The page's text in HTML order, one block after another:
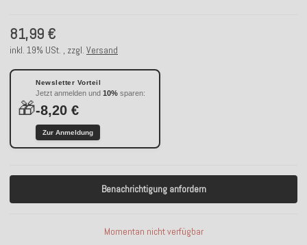
81,99 €
inkl. 19% USt. , zzgl. Versand
🎁
Newsletter Vorteil
Jetzt anmelden und 10% sparen:
-8,20 €
Zur Anmeldung
Benachrichtigung anfordern
Momentan nicht verfügbar